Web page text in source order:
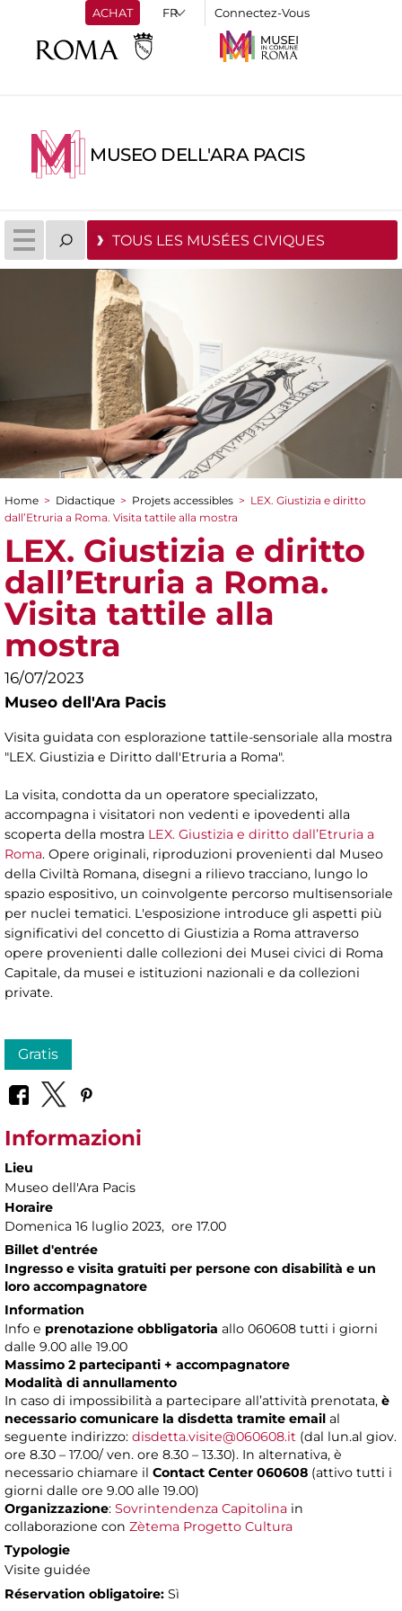
ACHAT Connectez-Vous
MUSEO DELL'ARA PACIS
TOUS LES MUSÉES CIVIQUES
You are here
Home > Didactique > Projets accessibles > LEX. Giustizia e diritto
dall’Etruria a Roma. Visita tattile alla mostra
LEX. Giustizia e diritto
dall’Etruria a Roma.
Visita tattile alla
mostra
16/07/2023
Museo dell'Ara Pacis
Visita guidata con esplorazione tattile-sensoriale alla mostra
"LEX. Giustizia e Diritto dall'Etruria a Roma".
La visita, condotta da un operatore specializzato,
accompagna i visitatori non vedenti e ipovedenti alla
scoperta della mostra LEX. Giustizia e diritto dall’Etruria a
Roma. Opere originali, riproduzioni provenienti dal Museo
della Civiltà Romana, disegni a rilievo tracciano, lungo lo
spazio espositivo, un coinvolgente percorso multisensoriale
per nuclei tematici. L'esposizione introduce gli aspetti più
significativi del concetto di Giustizia a Roma attraverso
opere provenienti dalle collezioni dei Musei civici di Roma
Capitale, da musei e istituzioni nazionali e da collezioni
private.
Gratis
Informazioni
Lieu
Museo dell'Ara Pacis
Horaire
Domenica 16 luglio 2023, ore 17.00
Billet d'entrée
Ingresso e visita gratuiti per persone con disabilità e un
loro accompagnatore
Information
Info e prenotazione obbligatoria allo 060608 tutti i giorni
dalle 9.00 alle 19.00
Massimo 2 partecipanti + accompagnatore
Modalità di annullamento
In caso di impossibilità a partecipare all’attività prenotata, è
necessario comunicare la disdetta tramite email al
seguente indirizzo: disdetta.visite@060608.it (dal lun.al giov.
ore 8.30 – 17.00/ ven. ore 8.30 – 13.30). In alternativa, è
necessario chiamare il Contact Center 060608 (attivo tutti i
giorni dalle ore 9.00 alle 19.00)
Organizzazione: Sovrintendenza Capitolina in
collaborazione con Zètema Progetto Cultura
Typologie
Visite guidée
Réservation obligatoire: Sì